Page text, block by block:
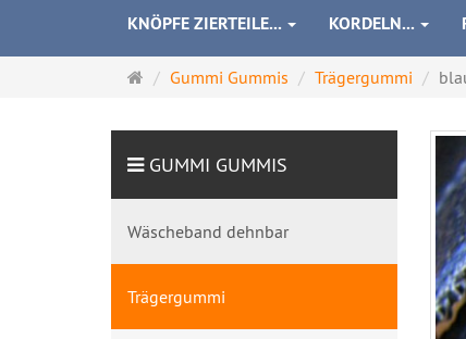
KNÖPFE ZIERTEILE... KORDELN...
Startseite
Gummi Gummis Trägergummi
GUMMI GUMMIS
Wäscheband dehnbar
Trägergummi